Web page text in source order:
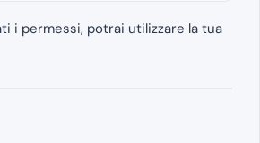
i permessi, potrai utilizzare la tua